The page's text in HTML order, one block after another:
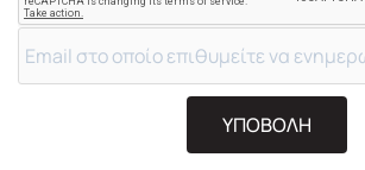
ΥΠΟΒΟΛΗ